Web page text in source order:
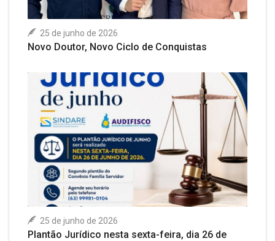
25 de junho de 2026
Novo Doutor, Novo Ciclo de Conquistas
25 de junho de 2026
Plantão Jurídico nesta sexta-feira, dia 26 de